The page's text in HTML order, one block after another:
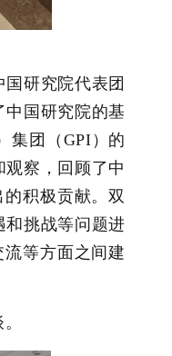
研究院代表团
国研究院的基
集团（GPI）的
察，回顾了中
积极贡献。双
和挑战等问题进
等方面之间建